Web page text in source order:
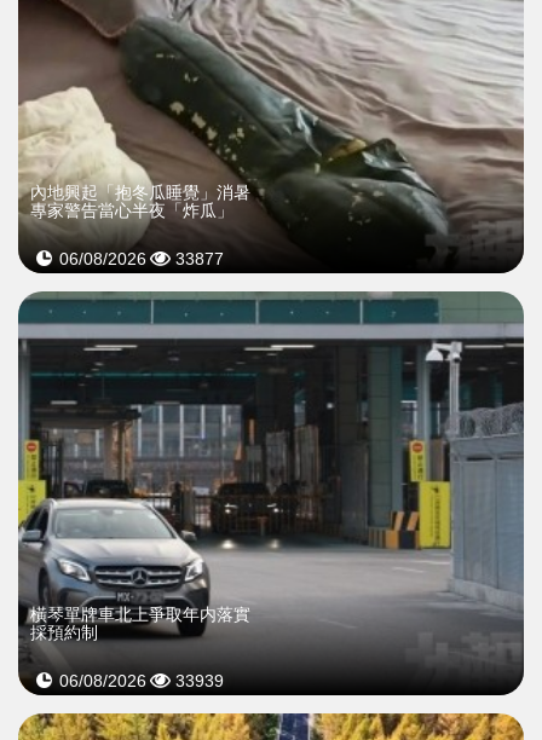
內地興起「抱冬瓜睡覺」消暑
專家警告當心半夜「炸瓜」
06/08/2026 33877
橫琴單牌車北上爭取年内落實
採預約制
06/08/2026 33939